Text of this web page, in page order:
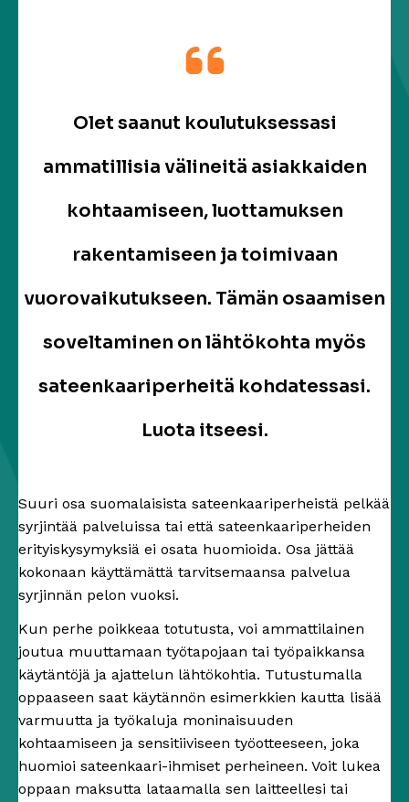
Olet saanut koulutuksessasi
ammatillisia välineitä asiakkaiden
kohtaamiseen, luottamuksen
rakentamiseen ja toimivaan
vuorovaikutukseen. Tämän osaamisen
soveltaminen on lähtökohta myös
sateenkaariperheitä kohdatessasi.
Luota itseesi.
Suuri osa suomalaisista sateenkaariperheistä pelkää
syrjintää palveluissa tai että sateenkaariperheiden
erityiskysymyksiä ei osata huomioida. Osa jättää
kokonaan käyttämättä tarvitsemaansa palvelua
syrjinnän pelon vuoksi.
Kun perhe poikkeaa totutusta, voi ammattilainen
joutua muuttamaan työtapojaan tai työpaikkansa
käytäntöjä ja ajattelun lähtökohtia. Tutustumalla
oppaaseen saat käytännön esimerkkien kautta lisää
varmuutta ja työkaluja moninaisuuden
kohtaamiseen ja sensitiiviseen työotteeseen, joka
huomioi sateenkaari-ihmiset perheineen. Voit lukea
oppaan maksutta lataamalla sen laitteellesi tai